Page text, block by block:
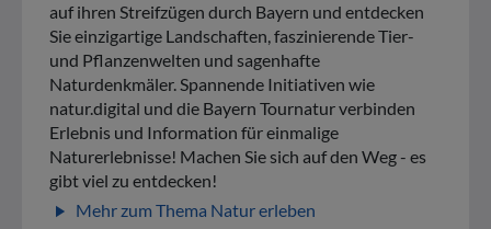
auf ihren Streifzügen durch Bayern und entdecken
Sie einzigartige Landschaften, faszinierende Tier-
und Pflanzenwelten und sagenhafte
Naturdenkmäler. Spannende Initiativen wie
natur.digital und die Bayern Tournatur verbinden
Erlebnis und Information für einmalige
Naturerlebnisse! Machen Sie sich auf den Weg - es
gibt viel zu entdecken!
play_arrow Mehr zum Thema Natur erleben